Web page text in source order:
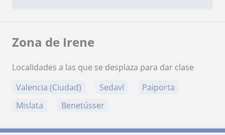
Zona de Irene
Localidades a las que se desplaza para dar clase
Valencia (Ciudad)
Sedaví
Paiporta
Mislata
Benetússer